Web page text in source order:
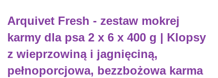
Arquivet Fresh - zestaw mokrej
karmy dla psa 2 x 6 x 400 g | Klopsy
z wieprzowiną i jagnięciną,
pełnoporcjowa, bezzbożowa karma